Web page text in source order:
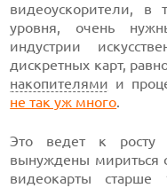
видеоускорители, в
уровня, очень
индустрии
дискретных карт,
накопителями и
не так уж много.
Это ведет к росту
вынуждены мириться
видеокарты